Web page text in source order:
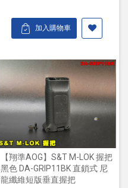
加入購物車
【翔準AOG】S&T M-LOK 握把
黑色 DA-GRIP11BK 直鎖式 尼
龍纖維短版垂直握把